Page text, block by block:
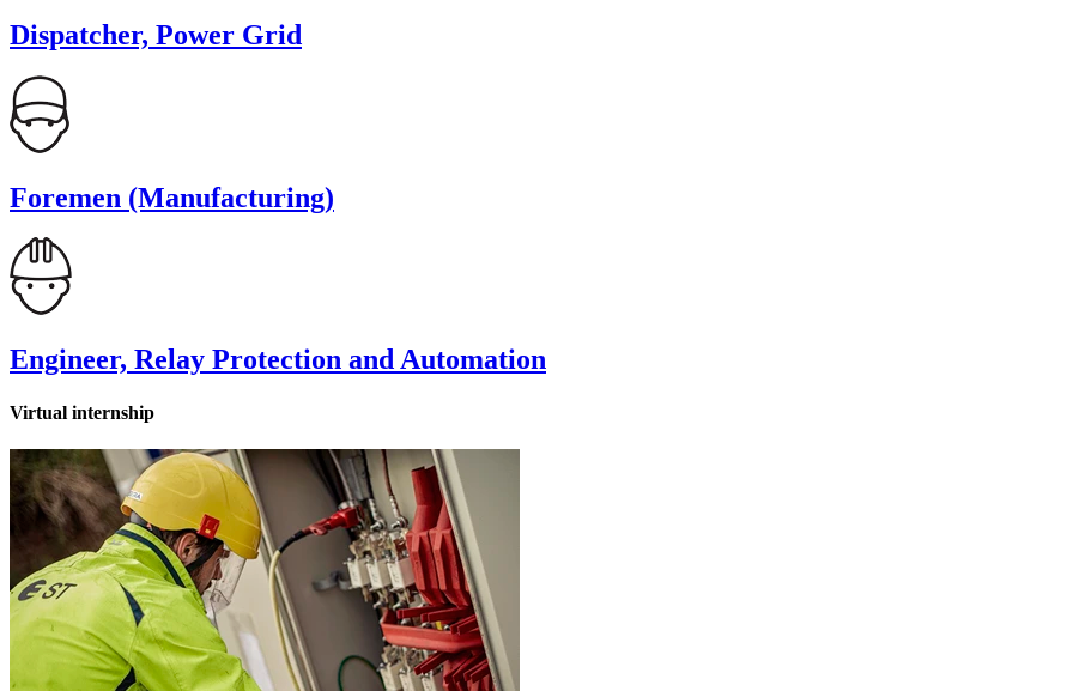
Dispatcher, Power Grid
Foremen (Manufacturing)
Engineer, Relay Protection and Automation
Virtual internship